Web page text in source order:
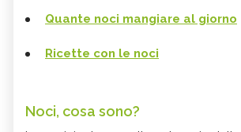
Quante noci mangiare al giorno
Ricette con le noci
Noci, cosa sono?